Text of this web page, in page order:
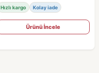
Hızlı kargo Kolay iade
Ürünü İncele